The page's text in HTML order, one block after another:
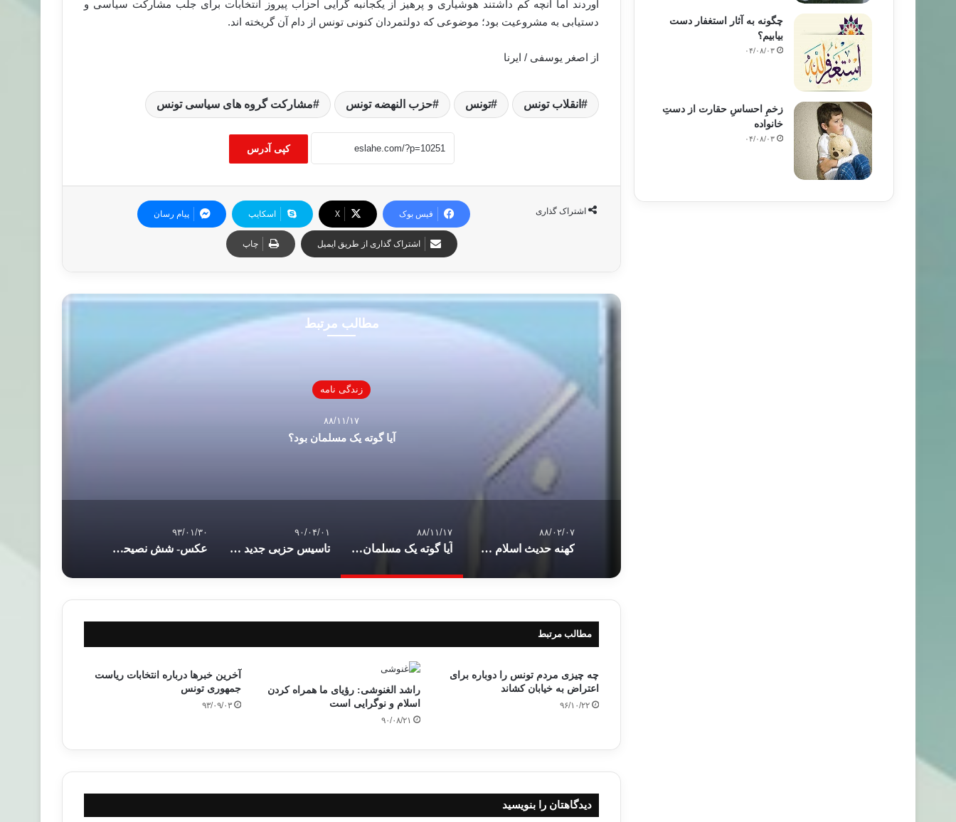
آوردند اما آنچه کم داشتند هوشیاری و پرهیز از یکجانبه گرایی احزاب پیروز انتخابات برای جلب مشارکت سیاسی و
دستیابی به مشروعیت بود؛ موضوعی که دولتمردان کنونی تونس از دام آن گریخته اند.
از اصغر یوسفی / ایرنا
انقلاب تونس تونس حزب النهضه تونس مشارکت گروه های سیاسی تونس
کپی آدرس
اشتراک گذاری فیس بوک X اسکایپ پیام رسان
اشتراک گذاری از طریق ایمیل چاپ
مطالب مرتبط
زندگی نامه
۸۸/۱۱/۱۷
آیا گوته یک مسلمان بود؟
۸۸/۰۲/۰۷
کهنه حدیث اسلام سیاسی
۸۸/۱۱/۱۷
آیا گوته یک مسلمان بود؟
۹۰/۰۴/۰۱
تاسیس حزبی جدید توسط جوانان اخوان المسلمین در مصر
۹۳/۰۱/۳۰
عکس- شش نصیحت حضرت عمر
مطالب مرتبط
چه چیزی مردم تونس را دوباره برای
اعتراض به خیابان کشاند
۹۶/۱۰/۲۲
راشد الغنوشی: رؤیای ما همراه کردن
اسلام و نوگرایی است
۹۰/۰۸/۲۱
آخرین خبرها درباره انتخابات ریاست
جمهوری تونس
۹۳/۰۹/۰۳
دیدگاهتان را بنویسید
چگونه به آثار استغفار دست
بیابیم؟
۰۴/۰۸/۰۳
زخمِ احساسِ حقارت از دستِ
خانواده
۰۴/۰۸/۰۳